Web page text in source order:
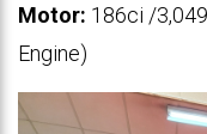
Motor: 186ci /
Engine)